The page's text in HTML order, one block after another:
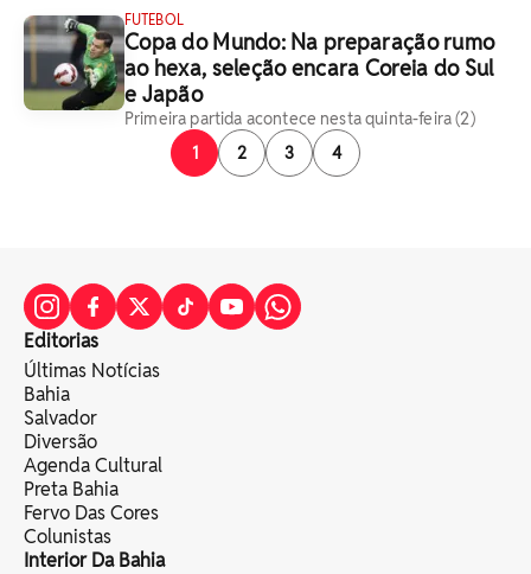
FUTEBOL
Copa do Mundo: Na preparação rumo
ao hexa, seleção encara Coreia do Sul
e Japão
Primeira partida acontece nesta quinta-feira (2)
1
2 3 4
Editorias
Últimas Notícias
Bahia
Salvador
Diversão
Agenda Cultural
Preta Bahia
Fervo Das Cores
Colunistas
Interior Da Bahia